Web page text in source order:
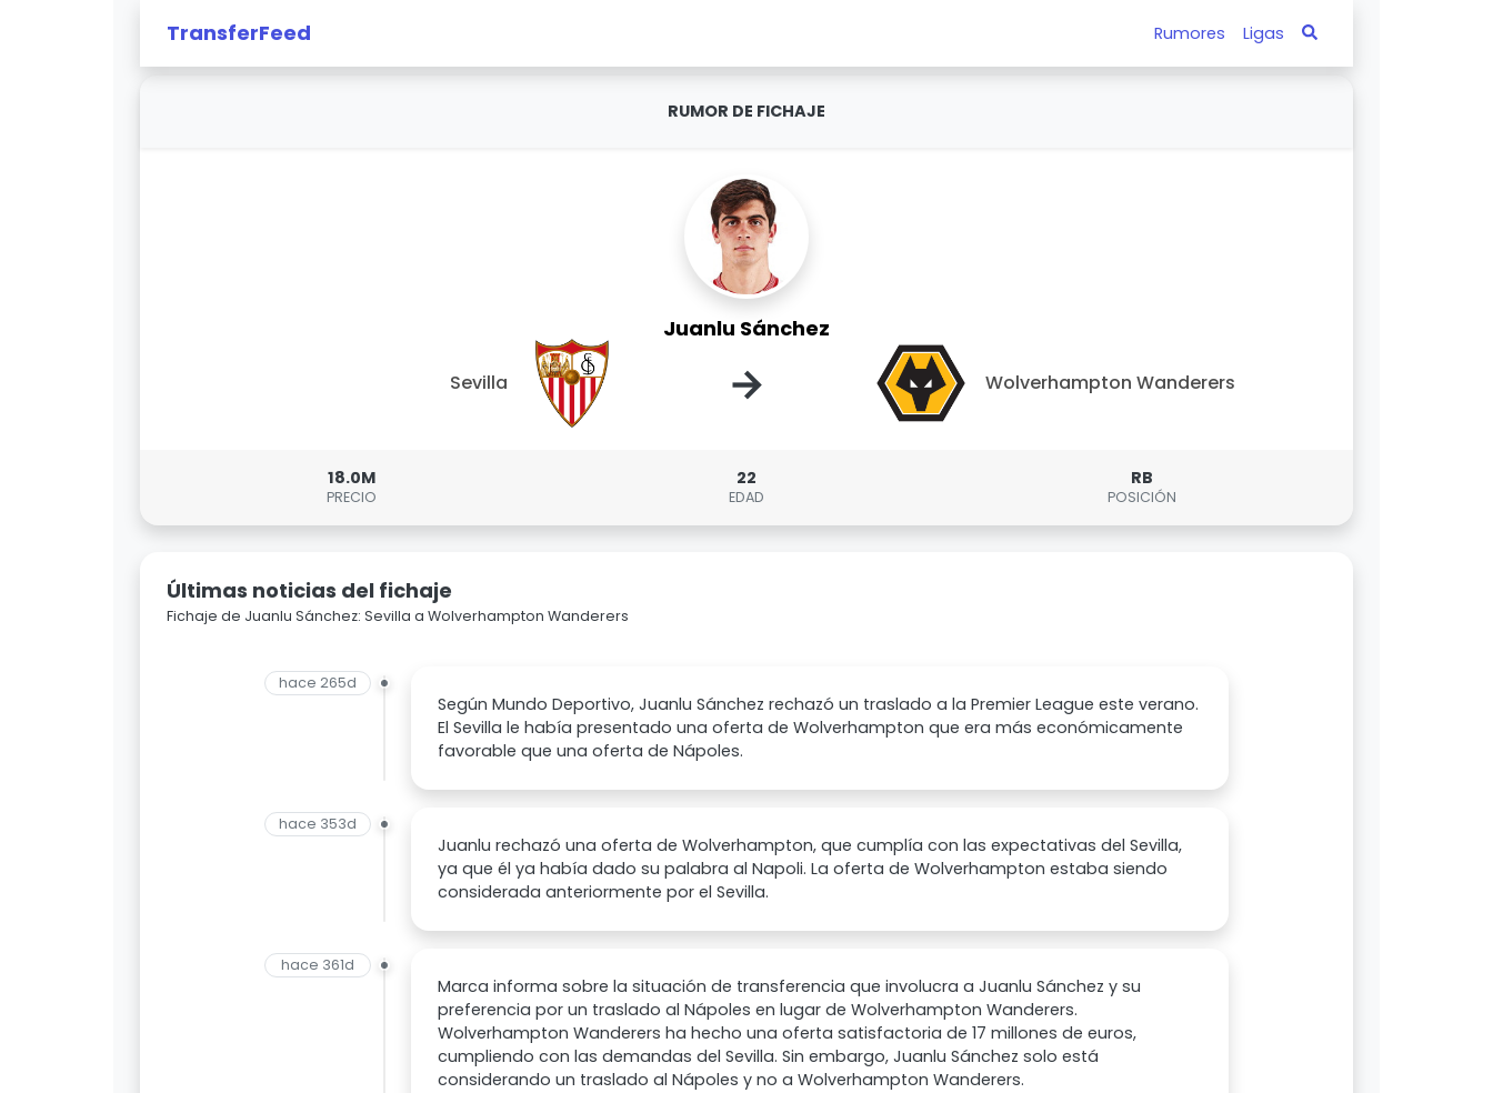
TransferFeed Rumores Ligas
RUMOR DE FICHAJE
Juanlu Sánchez
Sevilla → Wolverhampton Wanderers
18.0M
PRECIO
22
EDAD
RB
POSICIÓN
Últimas noticias del fichaje
Fichaje de Juanlu Sánchez: Sevilla a Wolverhampton Wanderers
hace 265d
Según Mundo Deportivo, Juanlu Sánchez rechazó un traslado a la Premier League este verano.
El Sevilla le había presentado una oferta de Wolverhampton que era más económicamente
favorable que una oferta de Nápoles.
hace 353d
Juanlu rechazó una oferta de Wolverhampton, que cumplía con las expectativas del Sevilla,
ya que él ya había dado su palabra al Napoli. La oferta de Wolverhampton estaba siendo
considerada anteriormente por el Sevilla.
hace 361d
Marca informa sobre la situación de transferencia que involucra a Juanlu Sánchez y su
preferencia por un traslado al Nápoles en lugar de Wolverhampton Wanderers.
Wolverhampton Wanderers ha hecho una oferta satisfactoria de 17 millones de euros,
cumpliendo con las demandas del Sevilla. Sin embargo, Juanlu Sánchez solo está
considerando un traslado al Nápoles y no a Wolverhampton Wanderers.